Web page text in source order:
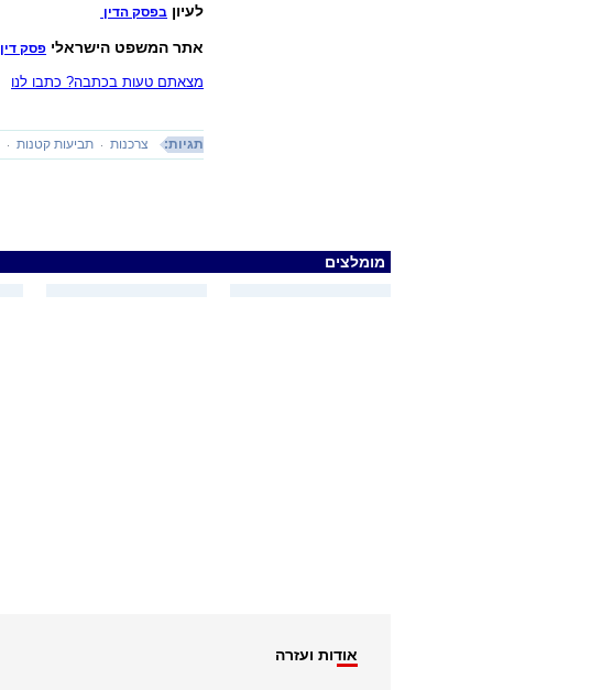
לעיון בפסק הדין
אתר המשפט הישראלי פסק דין
מצאתם טעות בכתבה? כתבו לנו
תגיות: צרכנות תביעות קטנות
מומלצים
אודות ועזרה